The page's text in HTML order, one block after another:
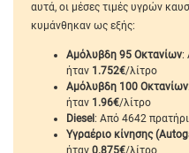
αυτά, οι μέσες τιμές υγρών
κυμάνθηκαν ως εξής:
Αμόλυβδη 95 Οκτανίων:
ήταν 1.752€/λίτρο
Αμόλυβδη 100 Οκτανίων
ήταν 1.96€/λίτρο
Diesel: Από 4642
Υγραέριο κίνησης